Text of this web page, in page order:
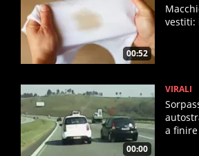
00:52
vestiti:
00:00
VIRALI
a finire